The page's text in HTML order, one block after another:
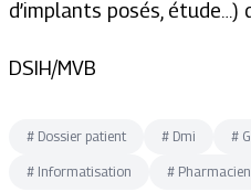
d’implants posés, étude…)
DSIH/MVB
# Dossier patient # Dmi #
# Informatisation #